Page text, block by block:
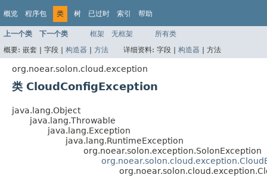
概览 程序包 类 树 已过时 索引 帮助
上一个类 下一个类 框架 无框架
所有类
概要: 嵌套 | 字段 | 构造器 | 方法 详细资料: 字段 | 构造器 | 方法
org.noear.solon.cloud.exception
类 CloudConfigException
java.lang.Object
java.lang.Throwable
java.lang.Exception
java.lang.RuntimeException
org.noear.solon.exception.SolonException